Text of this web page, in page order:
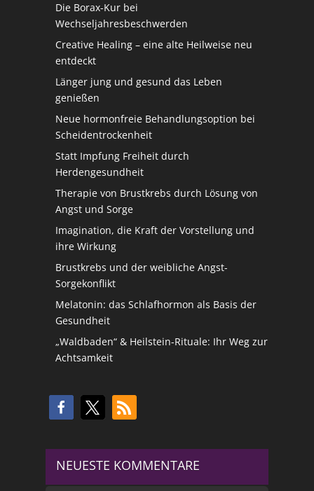
Die Borax-Kur bei
Wechseljahresbeschwerden
Creative Healing – eine alte Heilweise neu
entdeckt
Länger jung und gesund das Leben
genießen
Neue hormonfreie Behandlungsoption bei
Scheidentrockenheit
Statt Impfung Freiheit durch
Herdengesundheit
Therapie von Brustkrebs durch Lösung von
Angst und Sorge
Imagination, die Kraft der Vorstellung und
ihre Wirkung
Brustkrebs und der weibliche Angst-
Sorgekonflikt
Melatonin: das Schlafhormon als Basis der
Gesundheit
„Waldbaden“ & Heilstein-Rituale: Ihr Weg zur
Achtsamkeit
NEUESTE KOMMENTARE